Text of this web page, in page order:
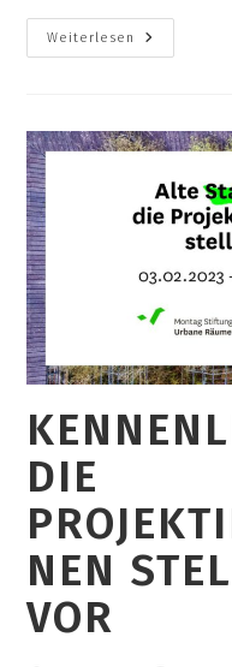
Weiterlesen
27.
DIE
NEN
VOR